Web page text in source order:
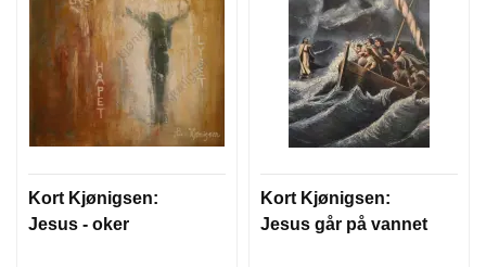
Kort Kjønigsen:
Jesus - oker
Kort Kjønigsen:
Jesus går på vannet